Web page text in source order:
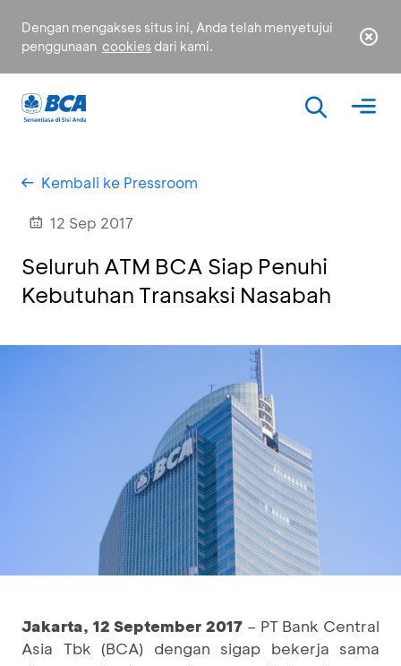
Dengan mengakses situs ini, Anda telah menyetujui
penggunaan cookies dari kami.
Kembali ke Pressroom
12 Sep 2017
Seluruh ATM BCA Siap Penuhi
Kebutuhan Transaksi Nasabah
Jakarta, 12 September 2017 – PT Bank Central
Asia Tbk (BCA) dengan sigap bekerja sama